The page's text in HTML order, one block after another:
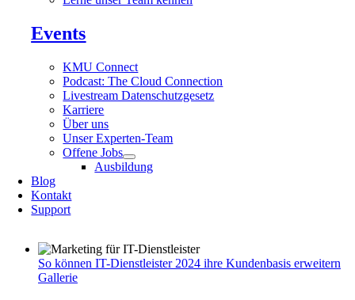
Events
KMU Connect
Podcast: The Cloud Connection
Livestream Datenschutzgesetz
Karriere
Über uns
Unser Experten-Team
Offene Jobs
Ausbildung
Blog
Kontakt
Support
So können IT-Dienstleister 2024 ihre Kundenbasis erweitern
Gallerie